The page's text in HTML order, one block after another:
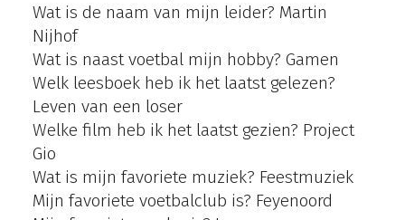
Wat is de naam van mijn leider? Martin
Nijhof
Wat is naast voetbal mijn hobby? Gamen
Welk leesboek heb ik het laatst gelezen?
Leven van een loser
Welke film heb ik het laatst gezien? Project
Gio
Wat is mijn favoriete muziek? Feestmuziek
Mijn favoriete voetbalclub is? Feyenoord